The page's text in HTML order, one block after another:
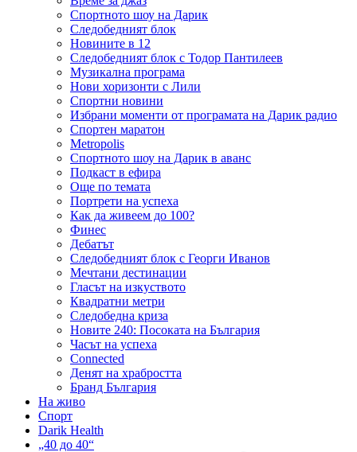
Спортното шоу на Дарик
Следобедният блок
Новините в 12
Следобедният блок с Тодор Пантилеев
Музикална програма
Нови хоризонти с Лили
Спортни новини
Избрани моменти от програмата на Дарик радио
Спортен маратон
Metropolis
Спортното шоу на Дарик в аванс
Подкаст в ефира
Още по темата
Портрети на успеха
Как да живеем до 100?
Финес
Дебатът
Следобедният блок с Георги Иванов
Мечтани дестинации
Гласът на изкуството
Квадратни метри
Следобедна криза
Новите 240: Посоката на България
Часът на успеха
Connected
Денят на храбростта
Бранд България
На живо
Спорт
Darik Health
„40 до 40“